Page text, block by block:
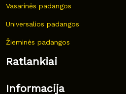
Vasarinės padangos
Universalios padangos
Žieminės padangos
Ratlankiai
Informacija